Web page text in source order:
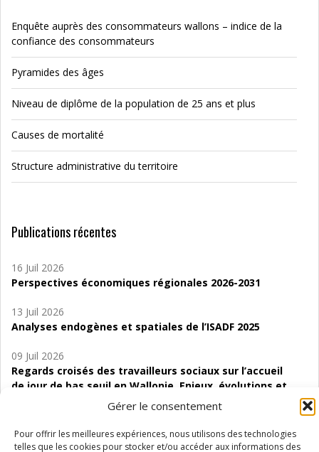
Gérer le consentement
Pour offrir les meilleures expériences, nous utilisons des technologies
telles que les cookies pour stocker et/ou accéder aux informations des
Enquête auprès des consommateurs wallons – indice de la
confiance des consommateurs
Pyramides des âges
Niveau de diplôme de la population de 25 ans et plus
Causes de mortalité
Structure administrative du territoire
Publications récentes
16 Juil 2026
Perspectives économiques régionales 2026-2031
13 Juil 2026
Analyses endogènes et spatiales de l’ISADF 2025
09 Juil 2026
Regards croisés des travailleurs sociaux sur l’accueil
de jour de bas seuil en Wallonie. Enjeux, évolutions et
06 Juil 2026
Étude d’évaluabilité des Structures